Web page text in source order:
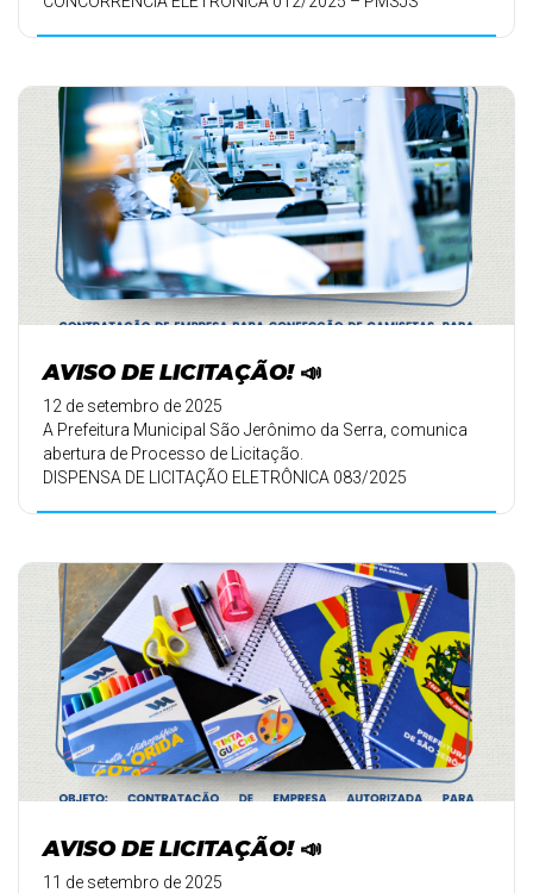
AVISO DE LICITAÇÃO! 📣
12 de setembro de 2025
A Prefeitura Municipal São Jerônimo da Serra, comunica
abertura de Processo de Licitação.
DISPENSA DE LICITAÇÃO ELETRÔNICA 083/2025
AVISO DE LICITAÇÃO! 📣
11 de setembro de 2025